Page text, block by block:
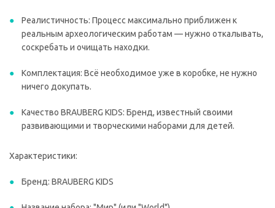
Реалистичность: Процесс максимально приближен к
реальным археологическим работам — нужно откалывать,
соскребать и очищать находки.
Комплектация: Всё необходимое уже в коробке, не нужно
ничего докупать.
Качество BRAUBERG KIDS: Бренд, известный своими
развивающими и творческими наборами для детей.
Характеристики:
Бренд: BRAUBERG KIDS